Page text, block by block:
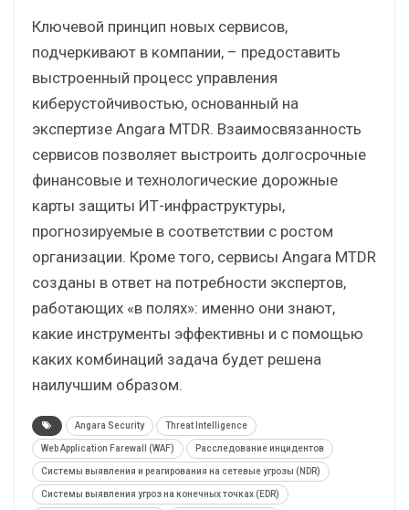
Ключевой принцип новых сервисов,
подчеркивают в компании, – предоставить
выстроенный процесс управления
киберустойчивостью, основанный на
экспертизе Angara MTDR. Взаимосвязанность
сервисов позволяет выстроить долгосрочные
финансовые и технологические дорожные
карты защиты ИТ-инфраструктуры,
прогнозируемые в соответствии с ростом
организации. Кроме того, сервисы Angara MTDR
созданы в ответ на потребности экспертов,
работающих «в полях»: именно они знают,
какие инструменты эффективны и с помощью
каких комбинаций задача будет решена
наилучшим образом.
Angara Security Threat Intelligence
Web Application Farewall (WAF) Расследование инцидентов
Системы выявления и реагирования на сетевые угрозы (NDR)
Системы выявления угроз на конечных точках (EDR)